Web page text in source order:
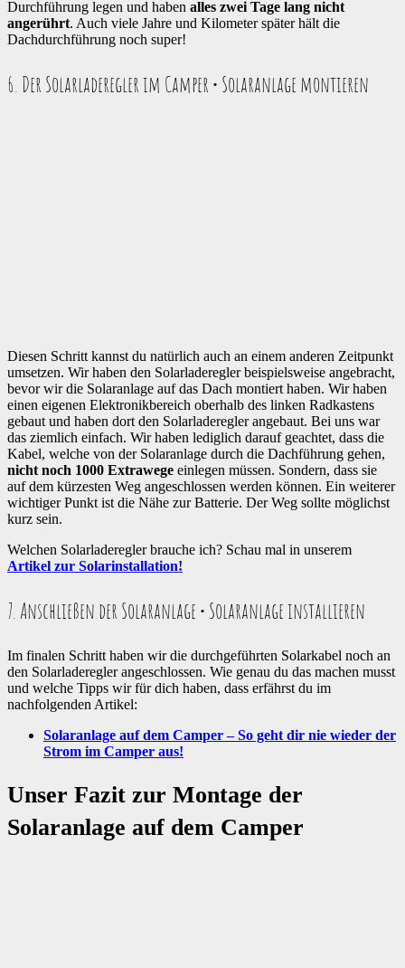
Durchführung legen und haben alles zwei Tage lang nicht
angerührt. Auch viele Jahre und Kilometer später hält die
Dachdurchführung noch super!
6. Der Solarladeregler im Camper • Solaranlage montieren
Diesen Schritt kannst du natürlich auch an einem anderen Zeitpunkt
umsetzen. Wir haben den Solarladeregler beispielsweise angebracht,
bevor wir die Solaranlage auf das Dach montiert haben. Wir haben
einen eigenen Elektronikbereich oberhalb des linken Radkastens
gebaut und haben dort den Solarladeregler angebaut. Bei uns war
das ziemlich einfach. Wir haben lediglich darauf geachtet, dass die
Kabel, welche von der Solaranlage durch die Dachführung gehen,
nicht noch 1000 Extrawege einlegen müssen. Sondern, dass sie
auf dem kürzesten Weg angeschlossen werden können. Ein weiterer
wichtiger Punkt ist die Nähe zur Batterie. Der Weg sollte möglichst
kurz sein.
Welchen Solarladeregler brauche ich? Schau mal in unserem
Artikel zur Solarinstallation!
7. Anschließen der Solaranlage • Solaranlage installieren
Im finalen Schritt haben wir die durchgeführten Solarkabel noch an
den Solarladeregler angeschlossen. Wie genau du das machen musst
und welche Tipps wir für dich haben, dass erfährst du im
nachfolgenden Artikel:
Solaranlage auf dem Camper – So geht dir nie wieder der
Strom im Camper aus!
Unser Fazit zur Montage der
Solaranlage auf dem Camper